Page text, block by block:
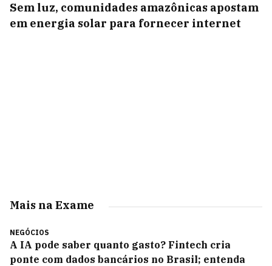
Sem luz, comunidades amazônicas apostam
em energia solar para fornecer internet
Mais na Exame
NEGÓCIOS
A IA pode saber quanto gasto? Fintech cria
ponte com dados bancários no Brasil; entenda